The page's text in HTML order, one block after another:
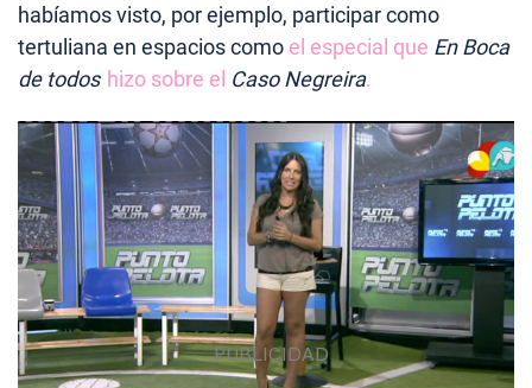
habíamos visto, por ejemplo, participar como
tertuliana en espacios como el especial que En Boca
de todos hizo sobre el Caso Negreira.